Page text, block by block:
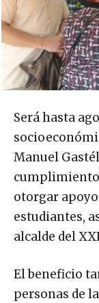
Será hasta
Manuel
cumplimiento
otorgar
estudiantes,
alcalde del
El beneficio
personas de